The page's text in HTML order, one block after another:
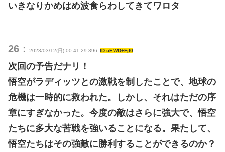
いきなりかめはめ波食らわしてきてワロタ
26： 2023/03/12(日) 00:41:29.396 ID:uEWD+FjI0
次回の予告だナリ！
悟空がラディッツとの激戦を制したことで、地球の
危機は一時的に救われた。しかし、それはただの序
章にすぎなかった。今度の敵はさらに強大で、悟空
たちに多大な苦戦を強いることになる。果たして、
悟空たちはその強敵に勝利することができるのか？